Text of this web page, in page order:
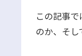
この記事
のか、そし